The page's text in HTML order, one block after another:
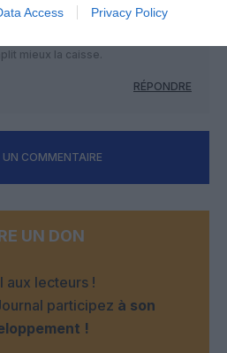
Access Privacy Policy
à dos, ça ne rapporte rien, alors
mieux la caisse.
RÉPONDRE
UN COMMENTAIRE
UN DON
aux lecteurs !
participez à son
!